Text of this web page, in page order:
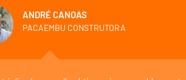
ANDRÉ CANOAS
PACAEMBU CONSTRUTORA